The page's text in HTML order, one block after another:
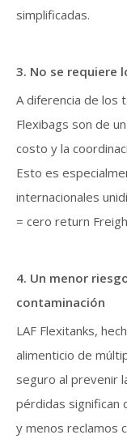
simplificadas.
3. No se requiere
A diferencia de los
Flexibags son de
costo y la
Esto es
internacionales
= cero return
4. Un menor
contaminación
LAF Flexitanks,
alimenticio de
seguro al prevenir
pérdidas significan
y menos reclamos